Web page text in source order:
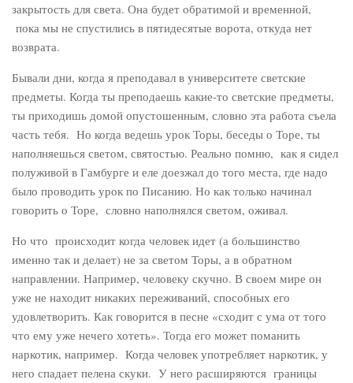
закрытость для света. Она будет обратимой и временной,
пока мы не спустились в пятидесятые ворота, откуда нет
возврата.
Бывали дни, когда я преподавал в университете светские
предметы. Когда ты преподаешь какие-то светские предметы,
ты приходишь домой опустошенным, словно эта работа съела
часть тебя. Но когда ведешь урок Торы, беседы о Торе, ты
наполняешься светом, святостью. Реально помню, как я сидел
полуживой в Гамбурге и еле доезжал до того места, где надо
было проводить урок по Писанию. Но как только начинал
говорить о Торе, словно наполнялся светом, оживал.
Но что происходит когда человек идет (а большинство
именно так и делает) не за светом Торы, а в обратном
направлении. Например, человеку скучно. В своем мире он
уже не находит никаких переживаний, способных его
удовлетворить. Как говорится в песне «сходит с ума от того
что ему уже нечего хотеть». Тогда его может поманить
наркотик, например. Когда человек употребляет наркотик, у
него спадает пелена скуки. У него расширяются границы